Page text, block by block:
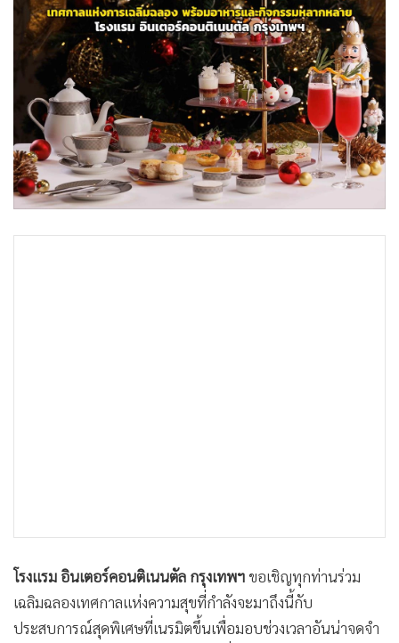
Infographic
การเมือง
ท่องเที่ยว
กีฬา
ต่างประเทศ
• Special Scoop
• เศรษฐกิจ-ธุรกิจ
• จีน
• ชุมชน-คุณภาพชีวิต
• ญี่ปุ่น
• News1
• Gotomanager
โรงแรม อินเตอร์คอนติเนนตัล กรุงเทพฯขอเชิญทุกท่านร่วม
เฉลิมฉลองเทศกาลแห่งความสุขที่กำลังจะมาถึงนี้กับ
ประสบการณ์สุดพิเศษที่เนรมิตขึ้นเพื่อมอบช่วงเวลาอันน่าจดจำ